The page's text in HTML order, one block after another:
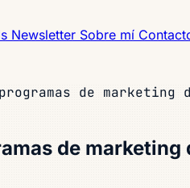
Newsletter Sobre mí
de
de